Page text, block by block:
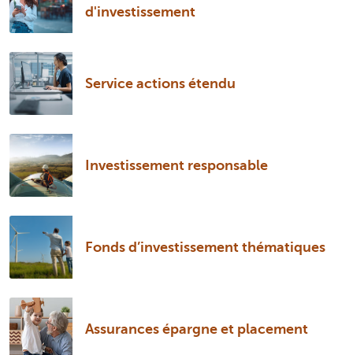
d'investissement
Service actions étendu
Investissement responsable
Fonds d’investissement thématiques
Assurances épargne et placement